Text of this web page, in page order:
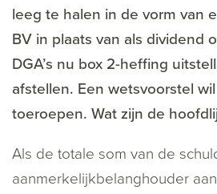
leeg te halen in de vorm van
BV in plaats van als dividend
DGA’s nu box 2-heffing
afstellen. Een wetsvoorstel
toeroepen. Wat zijn de
Als de totale som van de
aanmerkelijkbelanghouder